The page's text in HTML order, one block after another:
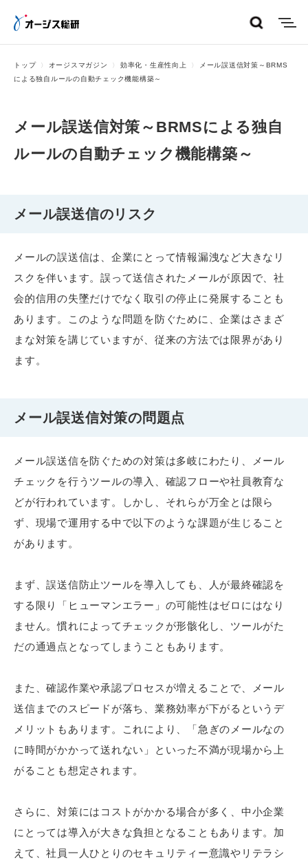
トップ オージスマガジン 効率化・生産性向上
メール誤送信対策～BRMS
による独自ルールの自動チェック機能構築～
メール誤送信対策～BRMSによる独自
ルールの自動チェック機能構築～
メール誤送信のリスク
メールの誤送信は、企業にとって情報漏洩など大きなリ
スクを伴います。誤って送信されたメールが原因で、社
会的信用の失墜だけでなく取引の停止に発展することも
あります。このような問題を防ぐために、企業はさまざ
まな対策を講じていますが、従来の方法では限界があり
ます。
メール誤送信対策の問題点
メール誤送信を防ぐための対策は多岐にわたり、メール
チェックを行うツールの導入、確認フローや社員教育な
どが行われています。しかし、それらが万全とは限ら
ず、現場で運用する中で以下のような課題が生じること
があります。
まず、誤送信防止ツールを導入しても、人が最終確認を
する限り「ヒューマンエラー」の可能性はゼロにはなり
ません。慣れによってチェックが形骸化し、ツールがた
だの通過点となってしまうこともあります。
また、確認作業や承認プロセスが増えることで、メール
送信までのスピードが落ち、業務効率が下がるというデ
メリットもあります。これにより、「急ぎのメールなの
に時間がかかって送れない」といった不満が現場から上
がることも想定されます。
さらに、対策にはコストがかかる場合が多く、中小企業
にとっては導入が大きな負担となることもあります。加
えて、社員一人ひとりのセキュリティー意識やリテラシ